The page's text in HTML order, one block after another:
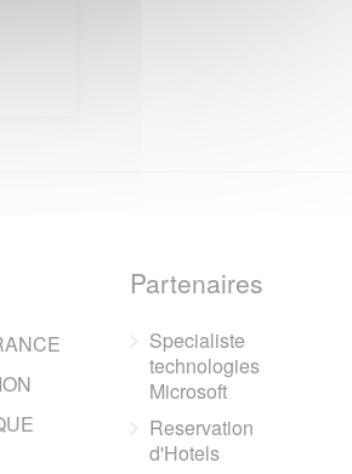
Partenaires
Specialiste
technologies
Microsoft
Reservation
d'Hotels